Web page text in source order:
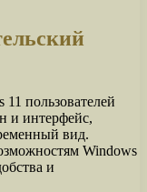
пользователей
и интерфейс,
вид.
Windows
и